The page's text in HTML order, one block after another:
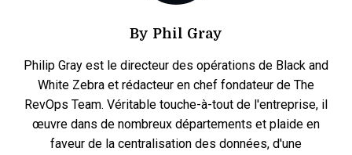
By Phil Gray
Philip Gray est le directeur des opérations de Black and
White Zebra et rédacteur en chef fondateur de The
RevOps Team. Véritable touche-à-tout de l'entreprise, il
œuvre dans de nombreux départements et plaide en
faveur de la centralisation des données, d'une